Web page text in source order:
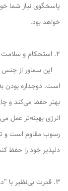
پاسخگوی نیاز شما
خواهد بود.
2. استحکام و سلامت با بدنه "استیل دوجداره":
این سماور از جنس
است. دوجداره بودن
بهتر حفظ می‌کند و
انرژی بهینه‌تر عمل
رسوب مقاوم است و
دلپذیر خود را حفظ
3. قدرت بی‌نظیر با "دو المنت 1000 و 2000 واتی":